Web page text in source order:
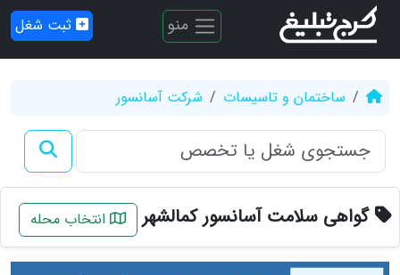
منو ثبت شغل
ساختمان و تاسیسات شرکت آسانسور
گواهی سلامت آسانسور کمالشهر انتخاب محله